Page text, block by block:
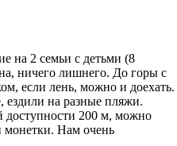
на 2 семьи с детьми (8
ничего лишнего. До горы с
если лень, можно и доехать.
на разные пляжи.
доступности 200 м, можно
монетки. Нам очень